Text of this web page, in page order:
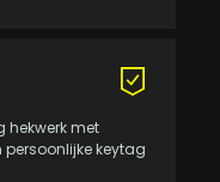
hekwerk met
keytag